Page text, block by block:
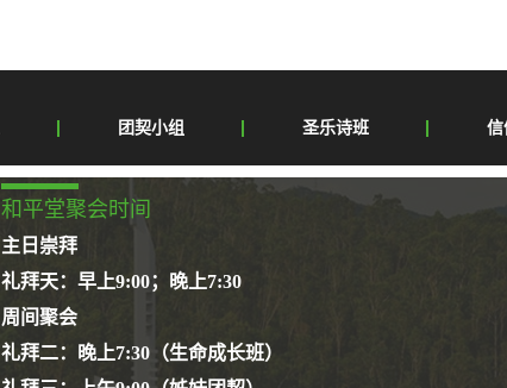
本年度圣经班招生60人；进修班招生50人（仅限
和平堂聚会时间
主日崇拜
礼拜天：早上9:00；晚上7:30
周间聚会
礼拜二：晚上7:30（生命成长班）
团契小组 圣乐诗班 信